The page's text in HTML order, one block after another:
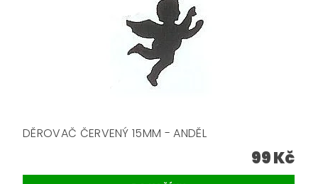
DĚROVAČ ČERVENÝ 15MM - ANDĚL
99 Kč